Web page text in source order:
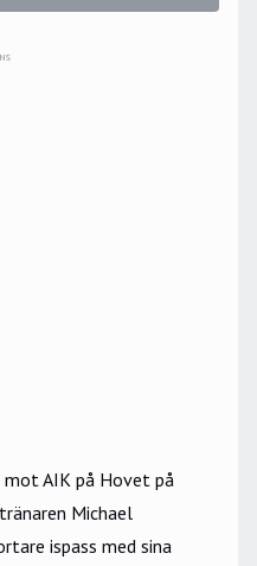
AIK på Hovet på
Michael
ispass med sina